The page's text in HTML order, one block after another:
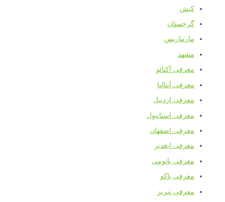
کیش
گرجستان
مارماریس
مشهد
معرفی آکتائو
معرفی آنتالیا
معرفی اردبیل
معرفی استانبول
معرفی اصفهان
معرفی ایغدیر
معرفی باتومی
معرفی باکو
معرفی تبریز